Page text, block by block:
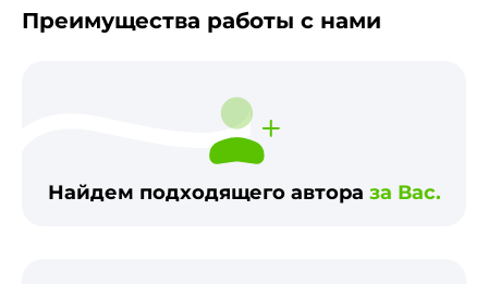
Преимущества работы с нами
Найдем подходящего автора за Вас.